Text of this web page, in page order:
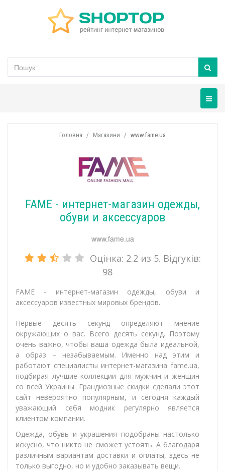
Головна Магазини www.fame.ua
FAME - интернет-магазин одежды,
обуви и аксессуаров
www.fame.ua
Оцінка: 2.2 из 5. Відгуків:
98
FAME - интернет-магазин одежды, обуви и
аксессуаров известных мировых брендов.
Первые десять секунд определяют мнение
окружающих о вас. Всего десять секунд. Поэтому
очень важно, чтобы ваша одежда была идеальной,
а образ – незабываемым. Именно над этим и
работают специалисты интернет-магазина fame.ua,
подбирая лучшие коллекции для мужчин и женщин
со всей Украины. Грандиозные скидки сделали этот
сайт невероятно популярным, и сегодня каждый
уважающий себя модник регулярно является
клиентом компании.
Одежда, обувь и украшения подобраны настолько
искусно, что никто не сможет устоять. А благодаря
различным вариантам доставки и оплаты, здесь не
только выгодно, но и удобно заказывать вещи.